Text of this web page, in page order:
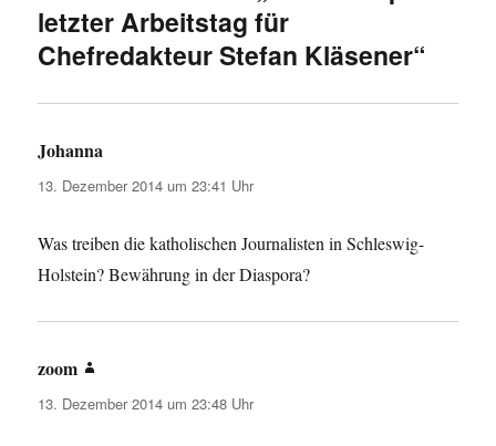
letzter Arbeitstag für
Chefredakteur Stefan Kläsener“
Johanna
13. Dezember 2014 um 23:41 Uhr
Was treiben die katholischen Journalisten in Schleswig-
Holstein? Bewährung in der Diaspora?
zoom
13. Dezember 2014 um 23:48 Uhr